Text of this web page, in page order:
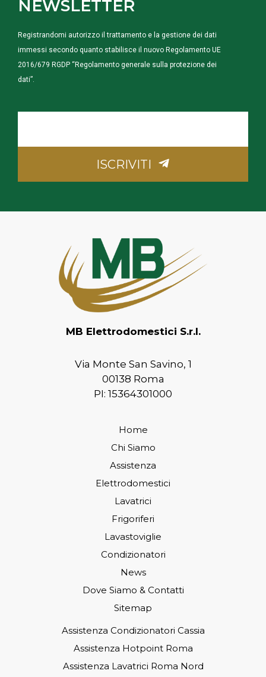
NEWSLETTER
Registrandomi autorizzo il trattamento e la gestione dei dati
immessi secondo quanto stabilisce il nuovo Regolamento UE
2016/679 RGDP “Regolamento generale sulla protezione dei
dati”.
Email
ISCRIVITI
MB Elettrodomestici S.r.l.
Via Monte San Savino, 1
00138 Roma
PI: 15364301000
Home
Chi Siamo
Assistenza
Elettrodomestici
Lavatrici
Frigoriferi
Lavastoviglie
Condizionatori
News
Dove Siamo & Contatti
Sitemap
Assistenza Condizionatori Cassia
Assistenza Hotpoint Roma
Assistenza Lavatrici Roma Nord